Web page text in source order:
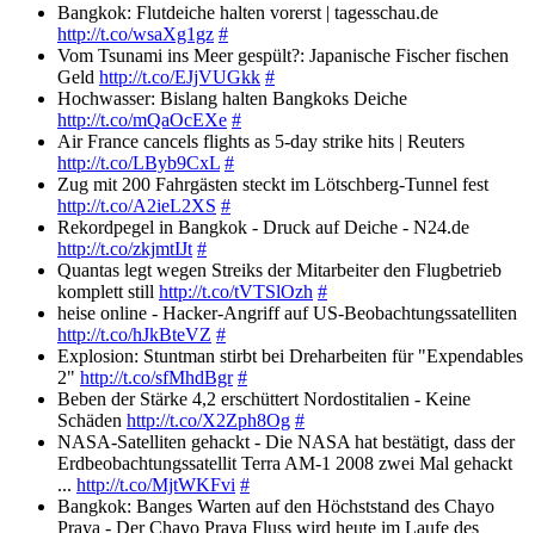
Bangkok: Flutdeiche halten vorerst | tagesschau.de
http://t.co/wsaXg1gz #
Vom Tsunami ins Meer gespült?: Japanische Fischer fischen
Geld http://t.co/EJjVUGkk #
Hochwasser: Bislang halten Bangkoks Deiche
http://t.co/mQaOcEXe #
Air France cancels flights as 5-day strike hits | Reuters
http://t.co/LByb9CxL #
Zug mit 200 Fahrgästen steckt im Lötschberg-Tunnel fest
http://t.co/A2ieL2XS #
Rekordpegel in Bangkok - Druck auf Deiche - N24.de
http://t.co/zkjmtIJt #
Quantas legt wegen Streiks der Mitarbeiter den Flugbetrieb
komplett still http://t.co/tVTSlOzh #
heise online - Hacker-Angriff auf US-Beobachtungssatelliten
http://t.co/hJkBteVZ #
Explosion: Stuntman stirbt bei Dreharbeiten für "Expendables
2" http://t.co/sfMhdBgr #
Beben der Stärke 4,2 erschüttert Nordostitalien - Keine
Schäden http://t.co/X2Zph8Og #
NASA-Satelliten gehackt - Die NASA hat bestätigt, dass der
Erdbeobachtungssatellit Terra AM-1 2008 zwei Mal gehackt
... http://t.co/MjtWKFvi #
Bangkok: Banges Warten auf den Höchststand des Chayo
Praya - Der Chayo Praya Fluss wird heute im Laufe des